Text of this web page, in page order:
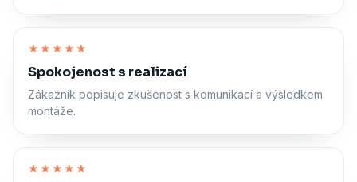
★★★★★
Spokojenost s realizací
Zákazník popisuje zkušenost s komunikací a výsledkem
montáže.
★★★★★